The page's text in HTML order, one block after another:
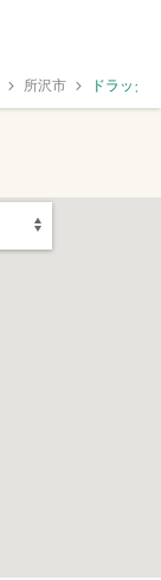
所沢市 ドラッグ